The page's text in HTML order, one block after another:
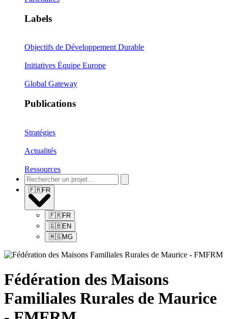
Labels
Objectifs de Développement Durable
Initiatives Équipe Europe
Global Gateway
Publications
Stratégies
Actualités
Ressources
🇫🇷FR
🇫🇷FR
🇬🇧EN
🇲🇬MG
Fédération des Maisons
Familiales Rurales de Maurice